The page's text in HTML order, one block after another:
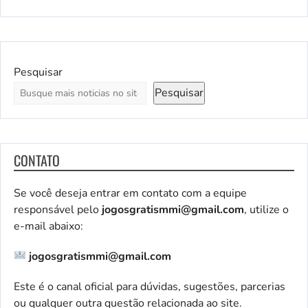
Pesquisar
Pesquisar
CONTATO
Se você deseja entrar em contato com a equipe
responsável pelo jogosgratismmi@gmail.com, utilize o
e-mail abaixo:
jogosgratismmi@gmail.com
Este é o canal oficial para dúvidas, sugestões, parcerias
ou qualquer outra questão relacionada ao site.